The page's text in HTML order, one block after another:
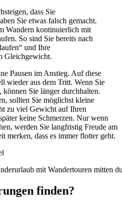
dass Sie
Sie etwas falsch gemacht.
Wandern kontinuierlich mit
So sind Sie bereits nach
und Ihre
Gleichgewicht.
Pausen im Anstieg. Auf diese
wieder aus dem Tritt. Wenn Sie
Sie länger durchhalten.
sollten Sie möglichst kleine
zu viel Gewicht auf Ihren
keine Schmerzen. Nur wenn
werden Sie langfristig Freude am
merken, dass es immer flotter geht.
mit Wandertouren mitten
finden?